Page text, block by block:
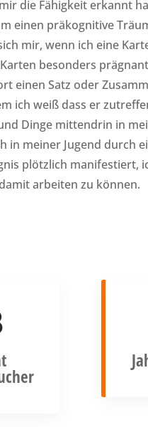
die Fähigkeit erkannt
einen präkognitive
mir, wenn ich eine
besonders
einen Satz oder
ich weiß dass er
Dinge mittendrin in
in meiner Jugend durch
plötzlich manifestiert,
arbeiten zu können.